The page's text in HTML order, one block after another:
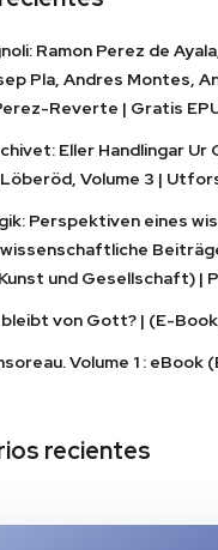
Ramon Perez de
Pla, Andres Montes,
Reverte | Gratis
Eller Handlingar Ur
Volume 3 |
Perspektiven eines
und Gesellschaft) |
von Gott? | (E-
Volume 1 : eBook
recientes